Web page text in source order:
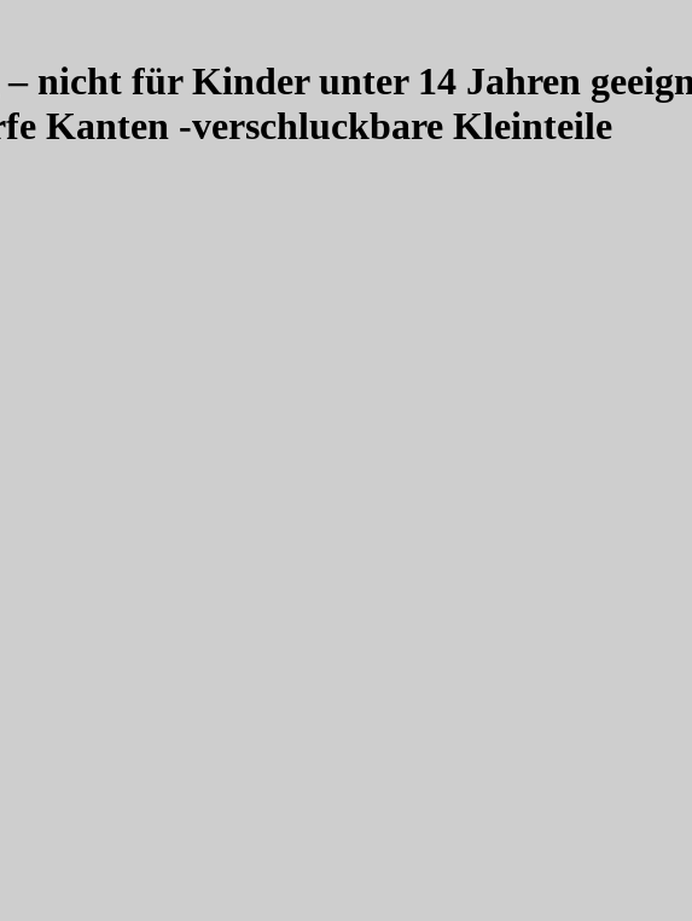
nicht für Kinder unter 14 Jahren
Kanten -verschluckbare Kleinteile